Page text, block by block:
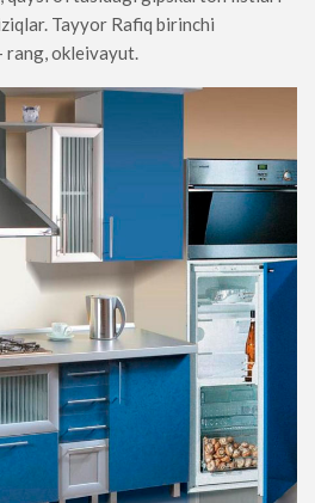
Tayyor Rafiq birinchi
rang, okleivayut.